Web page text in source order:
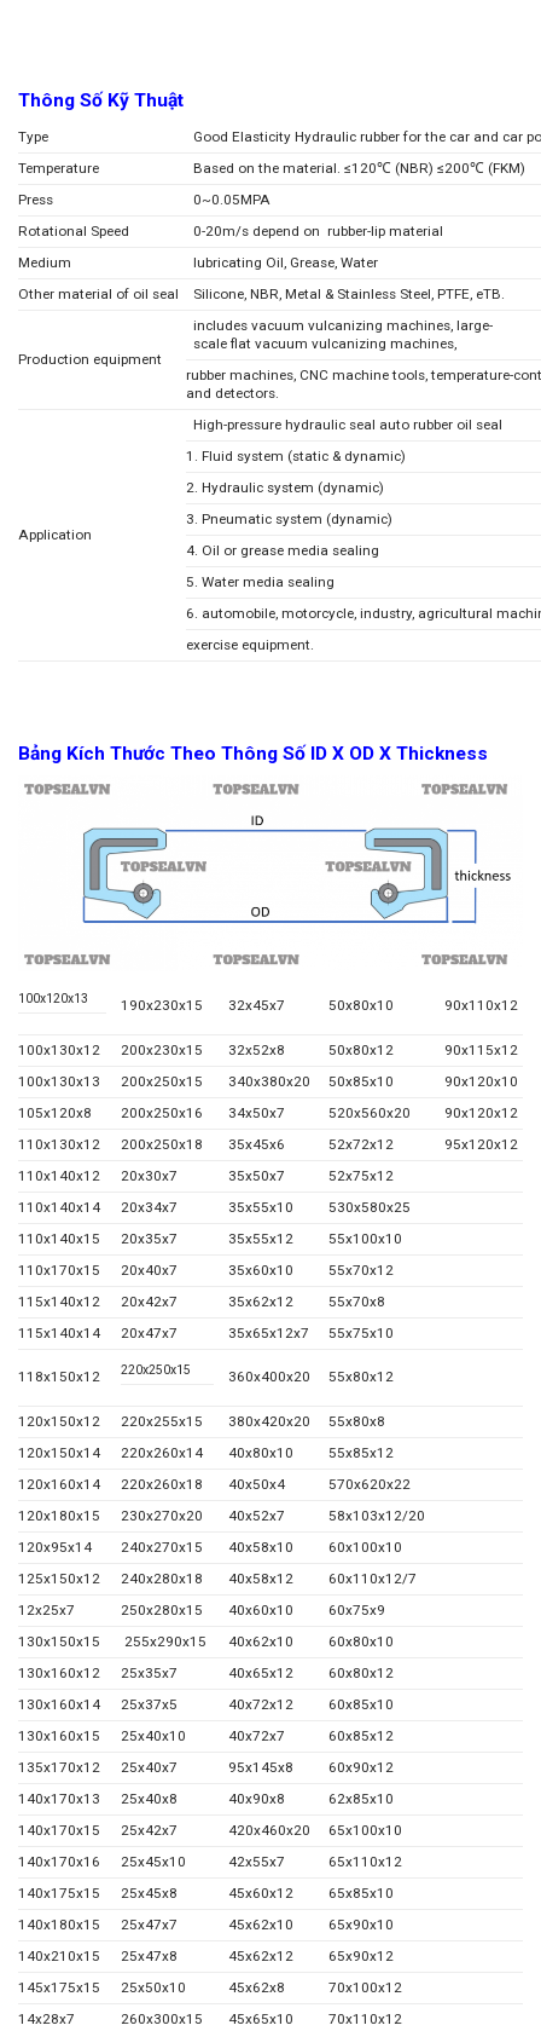
Thông Số Kỹ Thuật
Type
Good Elasticity Hydraulic rubber for the car and car
Temperature
Based on the material. ≤120℃ (NBR) ≤200℃ (FKM)
Press
0~0.05MPA
Rotational Speed
0-20m/s depend on rubber-lip material
Medium
lubricating Oil, Grease, Water
Other material of oil seal
Silicone, NBR, Metal & Stainless Steel, PTFE, eTB.
Production equipment
includes vacuum vulcanizing machines, large-
scale flat vacuum vulcanizing machines,
rubber machines, CNC machine tools, temperature-
and detectors.
Application
High-pressure hydraulic seal auto rubber oil seal
1. Fluid system (static & dynamic)
2. Hydraulic system (dynamic)
3. Pneumatic system (dynamic)
4. Oil or grease media sealing
5. Water media sealing
6. automobile, motorcycle, industry, agricultural
exercise equipment.
Bảng Kích Thước Theo Thông Số ID X OD X Thickness
100x120x13 190x230x15 32x45x7 50x80x10 90x110x12
100x130x12 200x230x15 32x52x8 50x80x12
90x115x12
100x130x13
200x250x15 340x380x20 50x85x10
90x120x10
105x120x8
200x250x16 34x50x7 520x560x20
90x120x12
110x130x12
200x250x18 35x45x6 52x72x12
95x120x12
110x140x12
20x30x7 35x50x7
52x75x12
110x140x14
20x34x7 35x55x10
530x580x25
110x140x15
20x35x7 35x55x12
55x100x10
110x170x15
20x40x7 35x60x10
55x70x12
115x140x12
20x42x7 35x62x12
55x70x8
115x140x14
20x47x7 35x65x12x7 55x75x10
118x150x12 220x250x15 360x400x20 55x80x12
120x150x12 220x255x15 380x420x20
55x80x8
120x150x14
220x260x14 40x80x10
55x85x12
120x160x14
220x260x18 40x50x4
570x620x22
120x180x15
230x270x20 40x52x7
58x103x12/20
120x95x14
240x270x15 40x58x10
60x100x10
125x150x12
240x280x18 40x58x12
60x110x12/7
12x25x7
250x280x15 40x60x10
60x75x9
130x150x15
255x290x15 40x62x10
60x80x10
130x160x12
25x35x7 40x65x12
60x80x12
130x160x14
25x37x5 40x72x12
60x85x10
130x160x15
25x40x10 40x72x7
60x85x12
135x170x12
25x40x7 95x145x8
60x90x12
140x170x13
25x40x8 40x90x8
62x85x10
140x170x15
25x42x7 420x460x20
65x100x10
140x170x16
25x45x10 42x55x7
65x110x12
140x175x15
25x45x8 45x60x12
65x85x10
140x180x15
25x47x7 45x62x10
65x90x10
140x210x15
25x47x8 45x62x12
65x90x12
145x175x15
25x50x10 45x62x8
70x100x12
14x28x7
260x300x15 45x65x10
70x110x12